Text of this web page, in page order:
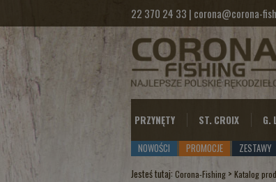
22 370 24 33 | corona@corona-
PRZYNĘTY ST. CROIX G.
NOWOŚCI
PROMOCJE ZESTAWY
Jesteś tutaj: Corona-Fishing >Katalog